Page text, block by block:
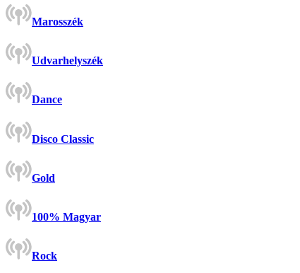
Marosszék
Udvarhelyszék
Dance
Disco Classic
Gold
100% Magyar
Rock